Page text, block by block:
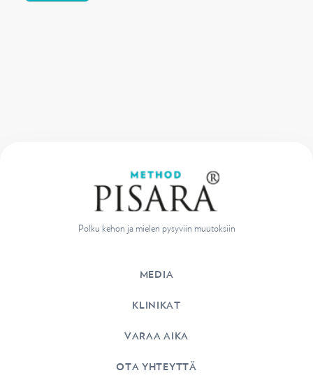
Polku kehon ja mielen pysyviin muutoksiin
MEDIA
KLINIKAT
VARAA AIKA
OTA YHTEYTTÄ